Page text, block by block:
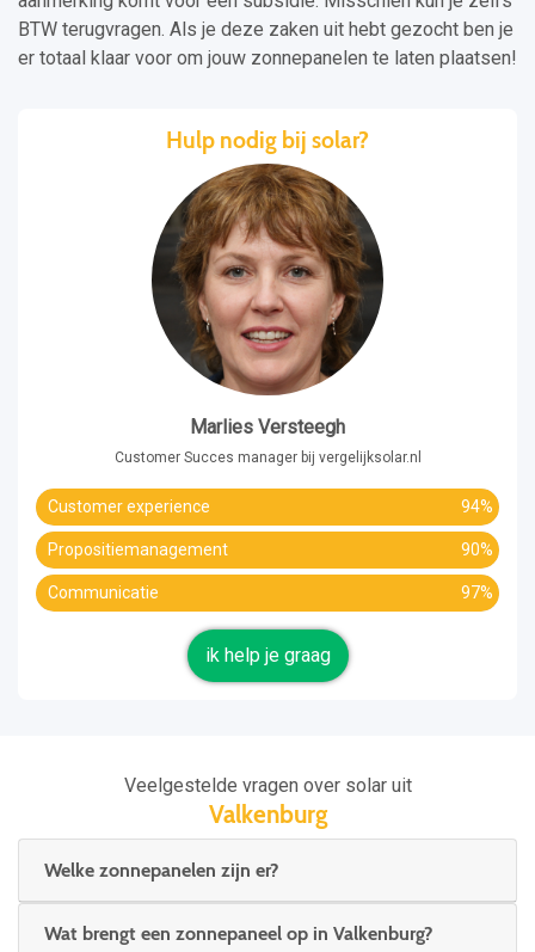
BTW terugvragen. Als je deze zaken uit hebt gezocht ben je
er totaal klaar voor om jouw zonnepanelen te laten plaatsen!
Hulp nodig bij solar?
Marlies Versteegh
Customer Succes manager bij vergelijksolar.nl
Customer experience 94%
Propositiemanagement 90%
Communicatie 97%
ik help je graag
Veelgestelde vragen over solar uit
Valkenburg
Welke zonnepanelen zijn er?
Wat brengt een zonnepaneel op in Valkenburg?